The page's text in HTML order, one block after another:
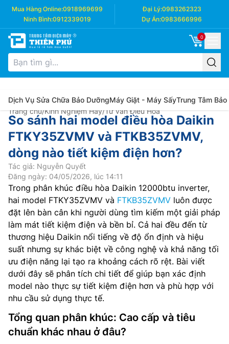
Mua Hàng Online:0918969699 Đại Lý:0983262323
Ninh Bình:0912339019 Dự Án:0983666996
0
Dịch Vụ Sửa Chữa Bảo DưỡngMáy Giặt - Máy SấyTrung Tâm Bảo
Trang chủ/Kinh Nghiệm Hay/Tư vấn Điều Hòa
So sánh hai model điều hòa Daikin
FTKY35ZVMV và FTKB35ZVMV,
dòng nào tiết kiệm điện hơn?
Tác giả: Nguyễn Quyết
Đăng ngày: 04/05/2026, lúc 14:11
Trong phân khúc điều hòa Daikin 12000btu inverter,
hai model FTKY35ZVMV và FTKB35ZVMV luôn được
đặt lên bàn cân khi người dùng tìm kiếm một giải pháp
làm mát tiết kiệm điện và bền bỉ. Cả hai đều đến từ
thương hiệu Daikin nổi tiếng về độ ổn định và hiệu
suất nhưng sự khác biệt về công nghệ và khả năng tối
ưu điện năng lại tạo ra khoảng cách rõ rệt. Bài viết
dưới đây sẽ phân tích chi tiết để giúp bạn xác định
model nào thực sự tiết kiệm điện hơn và phù hợp với
nhu cầu sử dụng thực tế.
Tổng quan phân khúc: Cao cấp và tiêu
chuẩn khác nhau ở đâu?